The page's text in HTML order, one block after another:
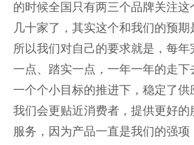
的时候全国只有两三个品牌关注
几十家了，其实这个和我们的预期
所以我们对自己的要求就是，每年
一点、踏实一点，一年一年的走
一个个小目标的推进下，稳定了
我们会更贴近消费者，提供更好的
服务，因为产品一直是我们的强